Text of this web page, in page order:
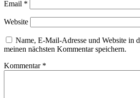
Email *
Website
Name, E-Mail-Adresse und Website in
meinen nächsten Kommentar speichern.
Kommentar *